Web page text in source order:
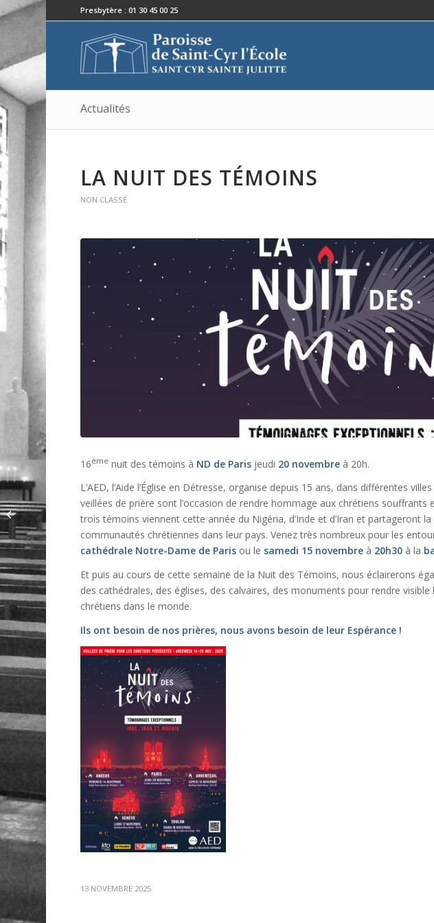
Presbytère : 01 30 45 00 25
Actualités
LA NUIT DES TÉMOINS
NON CLASSÉ
16ème nuit des témoins à ND de Paris jeudi 20 novembre à 20h.
L’AED, l’Aide l’Église en Détresse, organise depuis 15 ans, dans différentes
veillées de prière sont l’occasion de rendre hommage aux chrétiens souffrants
trois témoins viennent cette année du Nigéria, d’Inde et d’Iran et partageront la
communautés chrétiennes dans leur pays. Venez très nombreux pour les
cathédrale Notre-Dame de Paris ou le samedi 15 novembre à 20h30 à la
Et puis au cours de cette semaine de la Nuit des Témoins, nous éclairerons
des cathédrales, des églises, des calvaires, des monuments pour rendre
chrétiens dans le monde.
Ils ont besoin de nos prières, nous avons besoin de leur Espérance !
13 NOVEMBRE 2025
Jubilé Rome 2025